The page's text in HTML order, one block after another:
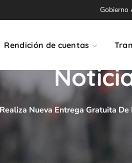
Gobierno
Rendición de cuentas
Nueva Entrega Gratuita